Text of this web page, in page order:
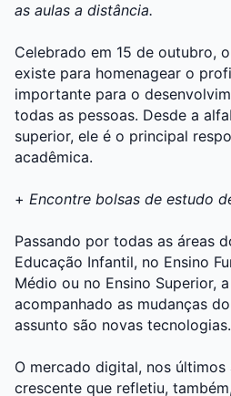
as aulas a distância.
Celebrado em 15 de outubro,
existe para homenagear o
importante para o
todas as pessoas. Desde a
superior, ele é o principal
acadêmica.
+ Encontre bolsas de estudo
Passando por todas as áreas
Educação Infantil, no Ensino
Médio ou no Ensino Superior,
acompanhado as mudanças
assunto são novas tecnologias.
O mercado digital, nos últimos
crescente que refletiu,